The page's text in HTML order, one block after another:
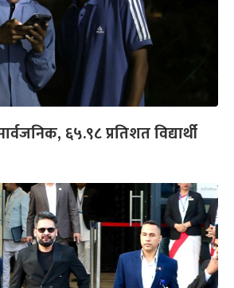
६५.९८ प्रतिशत विद्यार्थी